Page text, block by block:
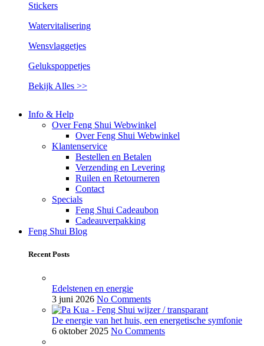
Stickers
Watervitalisering
Wensvlaggetjes
Gelukspoppetjes
Bekijk Alles >>
Info & Help
Over Feng Shui Webwinkel
Over Feng Shui Webwinkel
Klantenservice
Bestellen en Betalen
Verzending en Levering
Ruilen en Retourneren
Contact
Specials
Feng Shui Cadeaubon
Cadeauverpakking
Feng Shui Blog
Recent Posts
Edelstenen en energie
3 juni 2026 No Comments
De energie van het huis, een energetische symfonie
6 oktober 2025 No Comments